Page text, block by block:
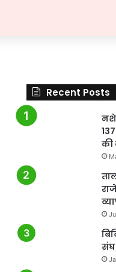
Recent Posts
की
संघ